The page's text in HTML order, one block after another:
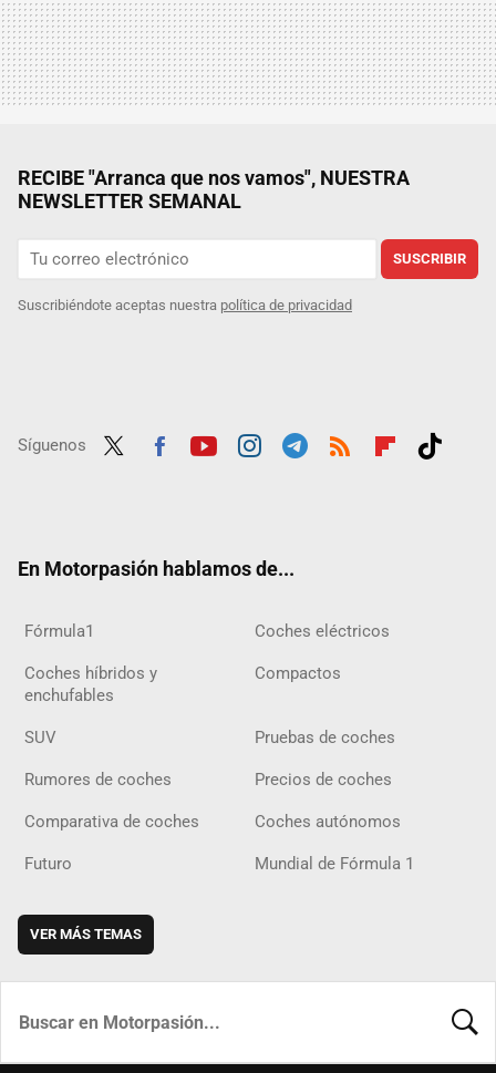
RECIBE "Arranca que nos vamos", NUESTRA
NEWSLETTER SEMANAL
SUSCRIBIR
Suscribiéndote aceptas nuestra política de privacidad
Síguenos
En Motorpasión hablamos de...
Fórmula1 Coches eléctricos
Coches híbridos y
enchufables
Compactos
SUV Pruebas de coches
Rumores de coches Precios de coches
Comparativa de coches Coches autónomos
Futuro Mundial de Fórmula 1
VER MÁS TEMAS